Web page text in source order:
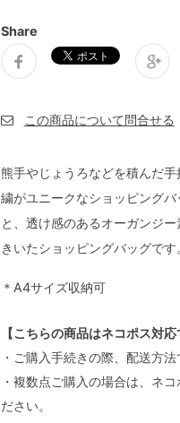
Share
熊手やじょうろなどを積んだ
繍がユニークなショッピング
と、透け感のあるオーガンジ
きいたショッピングバッグです。
＊A4サイズ収納可
【こちらの商品はネコポス対応
・ご購入手続きの際、配送方
・複数点ご購入の場合は、ネ
ださい。